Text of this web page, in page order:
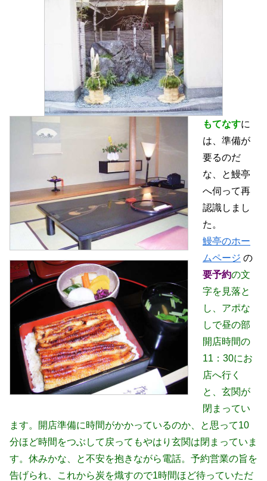
もてなすに
は、準備が
要るのだ
な、と鰻亭
へ伺って再
認識しまし
た。
鰻亭のホー
ムページ の
要予約の文
字を見落と
し、アポな
しで昼の部
開店時間の
11：30にお
店へ行く
と、玄関が
閉まってい
ます。開店準備に時間がかかっているのか、と思って10
分ほど時間をつぶして戻ってもやはり玄関は閉まっていま
す。休みかな、と不安を抱きながら電話。予約営業の旨を
告げられ、これから炭を熾すので1時間ほど待っていただ